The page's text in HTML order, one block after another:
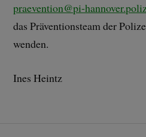
praevention@pi-
das Präventionsteam der
wenden.
Ines Heintz